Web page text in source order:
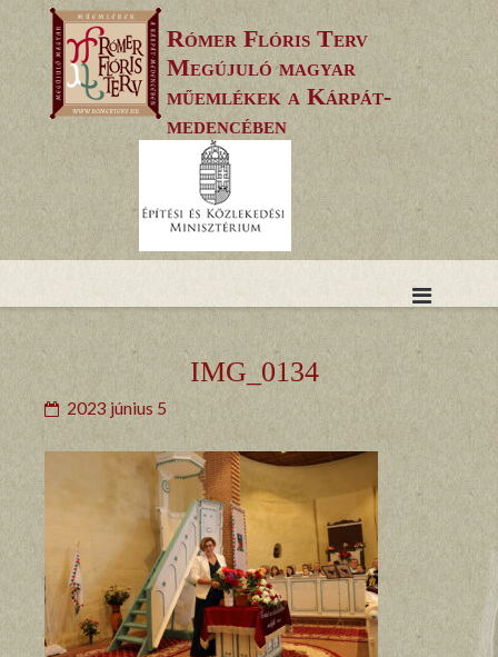
to
content
Rómer Flóris Terv
Megújuló magyar
műemlékek a Kárpát-
medencében
IMG_0134
2023 június 5